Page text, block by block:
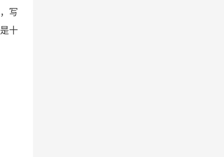
写
十